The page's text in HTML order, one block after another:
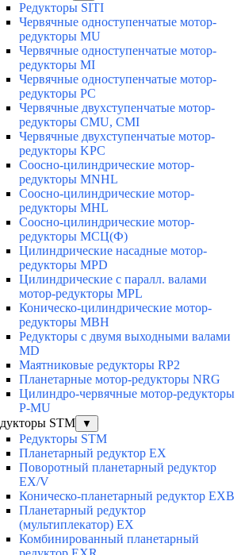
Редукторы SITI
Червячные одноступенчатые мотор-
редукторы MU
Червячные одноступенчатые мотор-
редукторы MI
Червячные одноступенчатые мотор-
редукторы PC
Червячные двухступенчатые мотор-
редукторы CMU, CMI
Червячные двухступенчатые мотор-
редукторы KPC
Соосно-цилиндрические мотор-
редукторы MNHL
Соосно-цилиндрические мотор-
редукторы MHL
Соосно-цилиндрические мотор-
редукторы МСЦ(Ф)
Цилиндрические насадные мотор-
редукторы MPD
Цилиндрические с паралл. валами
мотор-редукторы MPL
Коническо-цилиндрические мотор-
редукторы MBH
Редукторы с двумя выходными валами
MD
Маятниковые редукторы RP2
Планетарные мотор-редукторы NRG
Цилиндро-червячные мотор-редукторы
P-MU
STM
▼
Редукторы STM
Планетарный редуктор ЕХ
Поворотный планетарный редуктор
EX/V
Коническо-планетарный редуктор ЕХВ
Планетарный редуктор
(мультиплекатор) ЕХ
Комбинированный планетарный